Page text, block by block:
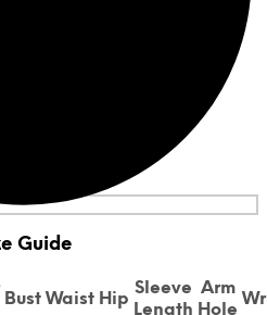
Guide
Bust Waist Hip
Sleeve
Length
Arm
Hole